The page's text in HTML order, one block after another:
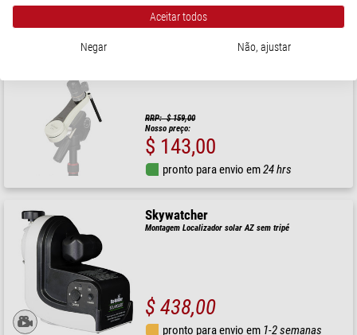
pronto para envio em1-2 semanas
RRP: $ 159,00
Nosso preço:
$ 143,00
pronto para envio em24 hrs
Skywatcher
Montagem Localizador solar AZ sem tripé
$ 438,00
pronto para envio em 1-2 semanas
Aceitar todos
Negar Não, ajustar